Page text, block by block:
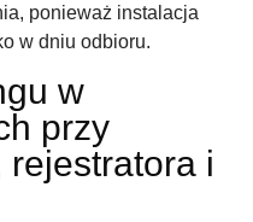
ponieważ instalacja
w dniu odbioru.
w
przy
rejestratora i